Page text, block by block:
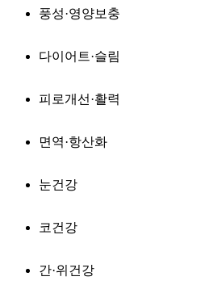
풍성·영양보충
다이어트·슬림
피로개선·활력
면역·항산화
눈건강
코건강
간·위건강